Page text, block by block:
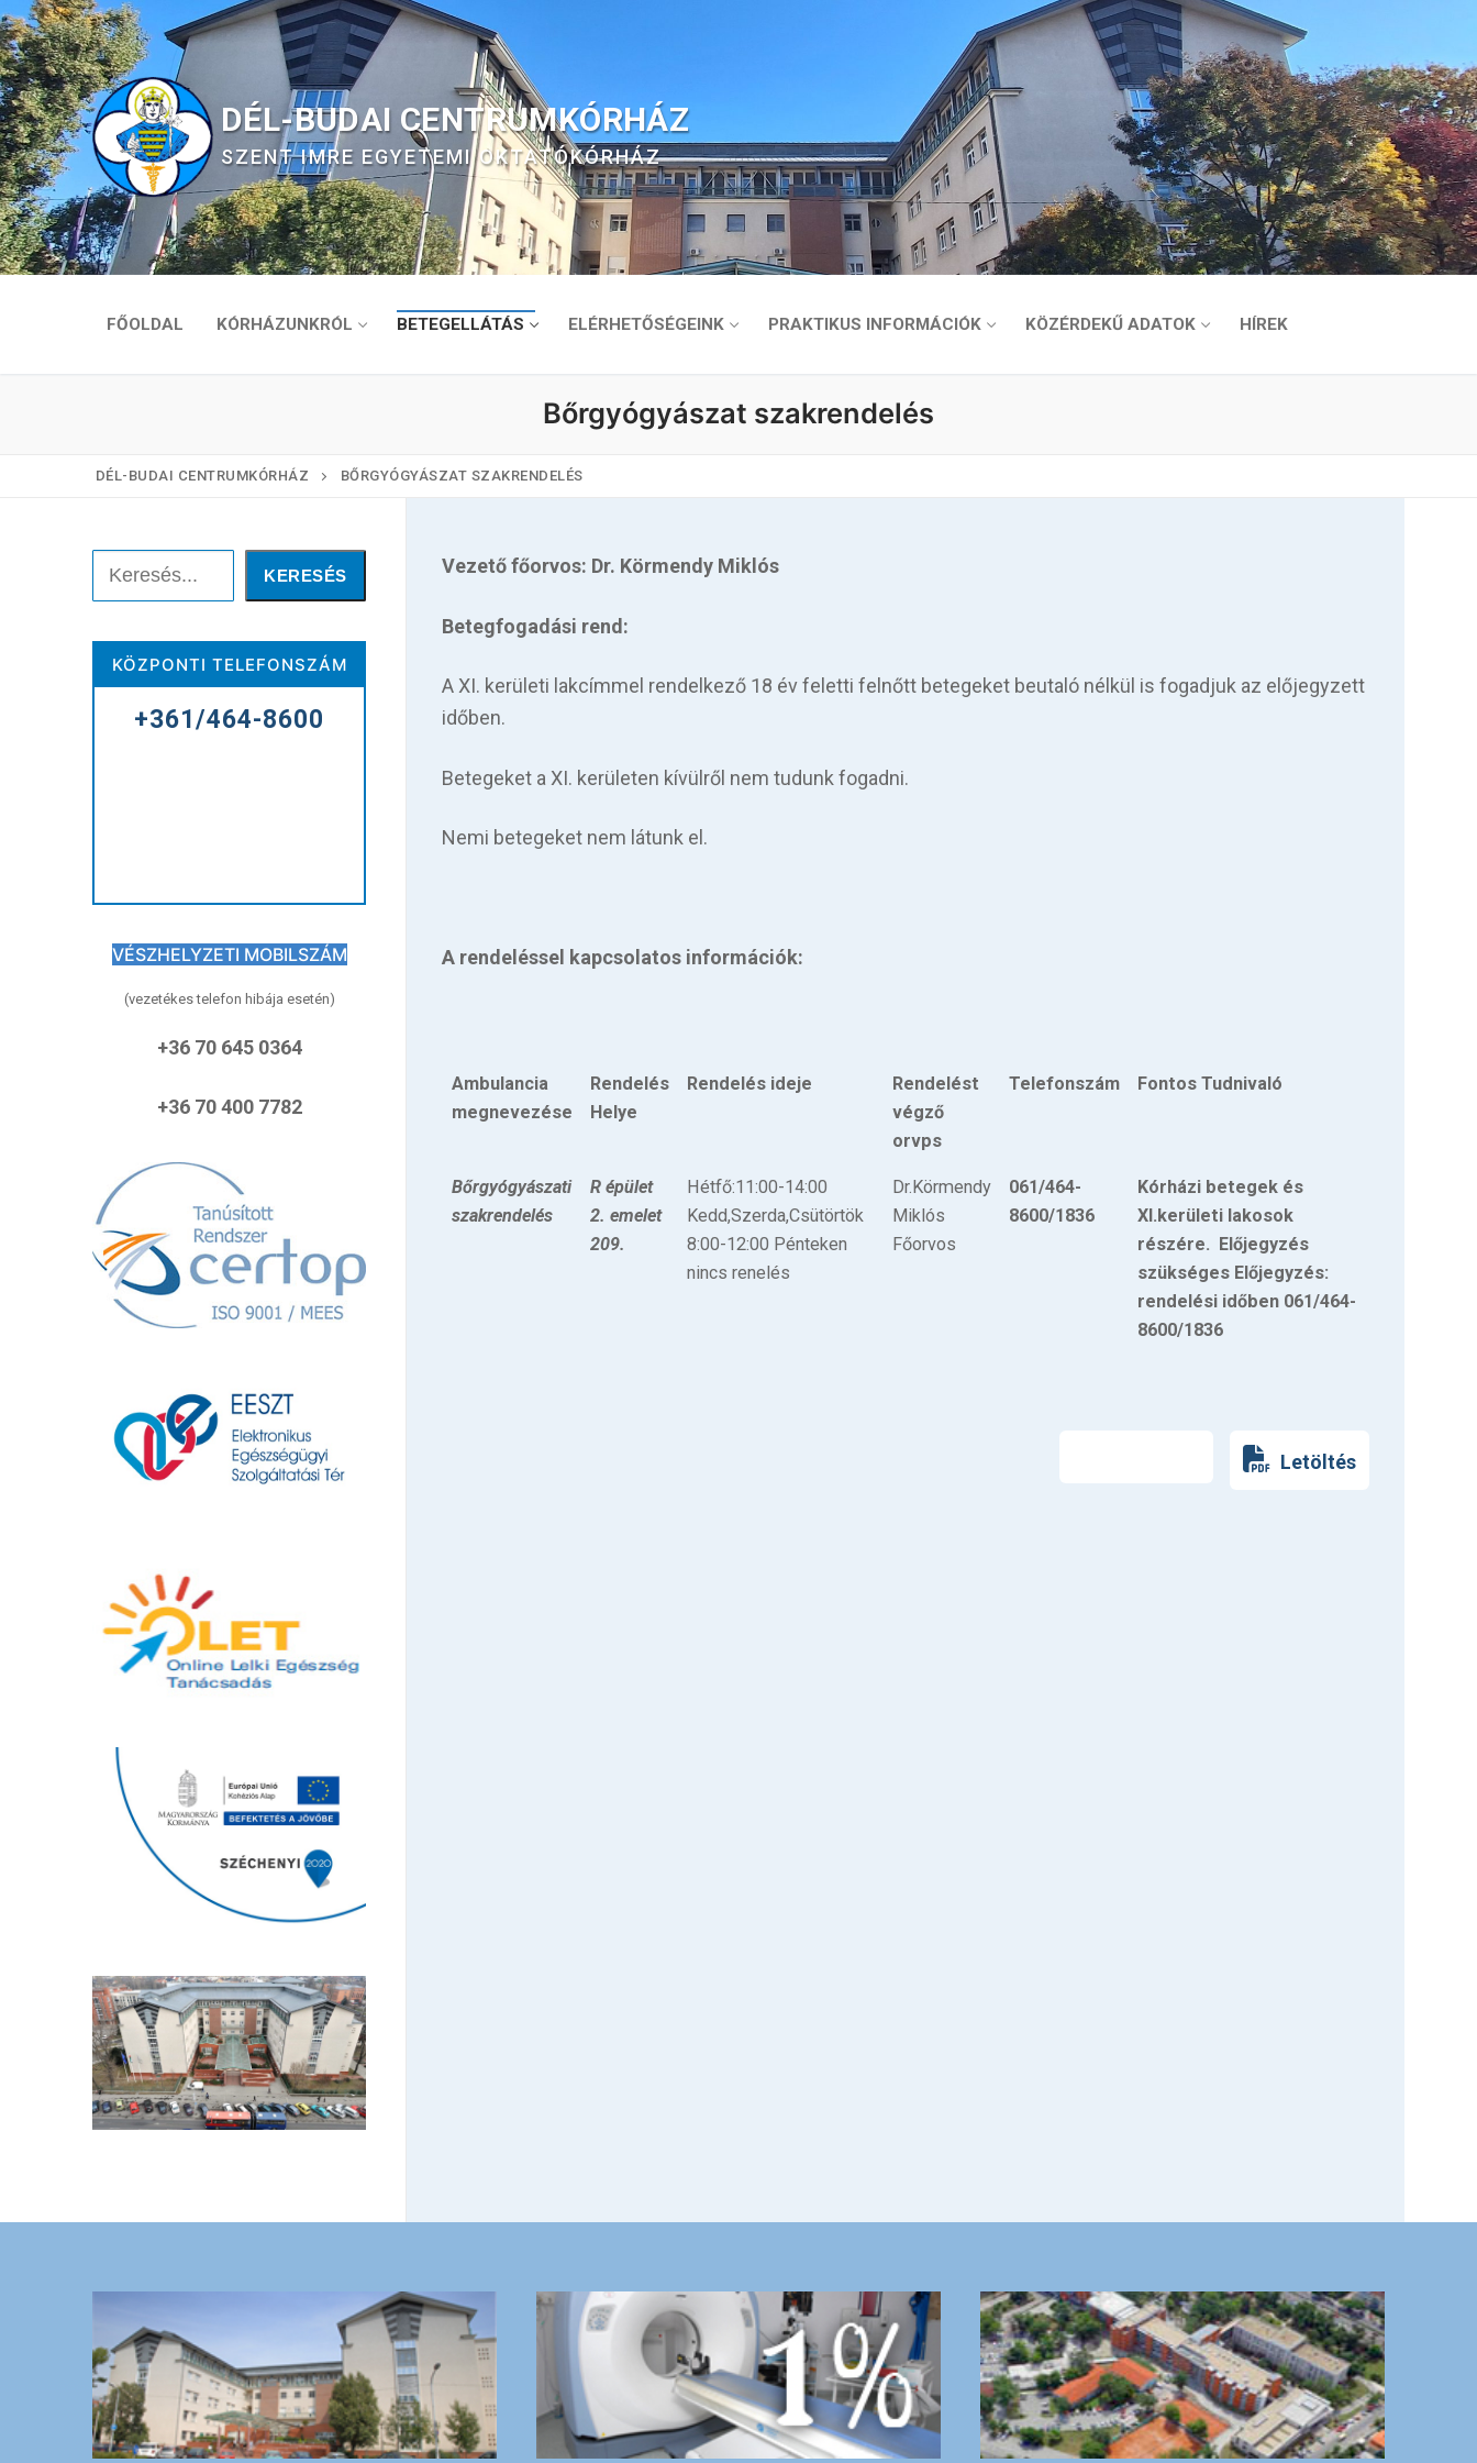
Ugrás
a
tartalomra
DÉL-BUDAI CENTRUMKÓRHÁZ
SZENT IMRE EGYETEMI OKTATÓKÓRHÁZ
FŐOLDAL KÓRHÁZUNKRÓL BETEGELLÁTÁS ELÉRHETŐSÉGEINK PRAKTIKUS INFORMÁCIÓK KÖZÉRDEKŰ ADATOK HÍREK
Keresése:
Főoldal
Kórházunkról
Közérdekű adatok
Hírek
Bőrgyógyászat szakrendelés
DÉL-BUDAI CENTRUMKÓRHÁZ BŐRGYÓGYÁSZAT SZAKRENDELÉS
Keresés KERESÉS
KÖZPONTI TELEFONSZÁM
+361/464-8600
VÉSZHELYZETI MOBILSZÁM
(vezetékes telefon hibája esetén)
+36 70 645 0364
+36 70 400 7782
Vezető főorvos: Dr. Körmendy Miklós
Betegfogadási rend:
A XI. kerületi lakcímmel rendelkező 18 év feletti felnőtt betegeket beutaló nélkül is fogadjuk az előjegyzett
időben.
Betegeket a XI. kerületen kívülről nem tudunk fogadni.
Nemi betegeket nem látunk el.
A rendeléssel kapcsolatos információk:
Ambulancia
megnevezése
Rendelés
Helye
Rendelés ideje
Rendelést
végző
orvps
Telefonszám Fontos Tudnivaló
Bőrgyógyászati
szakrendelés
R épület
2. emelet
209.
Hétfő:11:00-14:00
Kedd,Szerda,Csütörtök
8:00-12:00 Pénteken
nincs renelés
Dr.Körmendy
Miklós
Főorvos
061/464-
8600/1836
Kórházi betegek és
XI.kerületi lakosok
részére. Előjegyzés
szükséges Előjegyzés:
rendelési időben 061/464-
8600/1836
Letöltés